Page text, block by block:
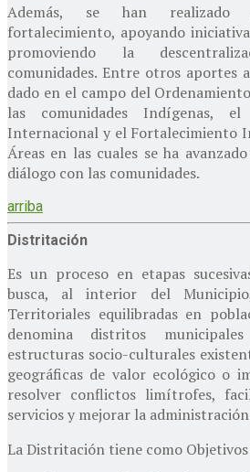
Además, se han realizado
fortalecimiento, apoyando
promoviendo la
comunidades. Entre otros aportes
dado en el campo del
las comunidades Indígenas,
Internacional y el Fortalecimiento
Áreas en las cuales se ha
diálogo con las comunidades.
arriba
Distritación
Es un proceso en etapas
busca, al interior del
Territoriales equilibradas en
denomina distritos
estructuras socio-culturales
geográficas de valor ecológico o
resolver conflictos limítrofes,
servicios y mejorar la
La Distritación tiene como